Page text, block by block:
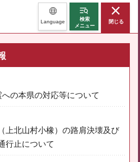
Language
検索
メニュー
閉じる
の本県の対応等について
上北山村小橡）の路肩決壊及び
行止について